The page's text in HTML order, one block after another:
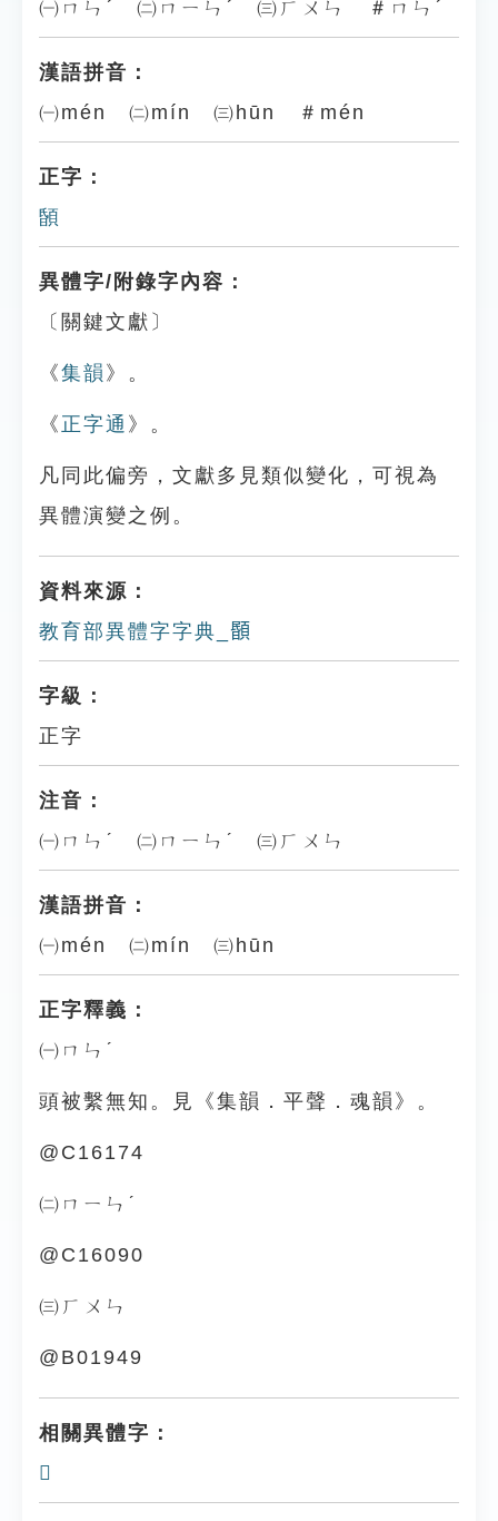
㈠ㄇㄣˊ ㈡ㄇㄧㄣˊ ㈢ㄏㄨㄣ ＃ㄇㄣˊ
漢語拼音：
㈠mén ㈡mín ㈢hūn ＃mén
正字：
䫒
異體字/附錄字內容：
〔關鍵文獻〕
《集韻 》。
《 正字通 》。
凡同此偏旁，文獻多見類似變化，可視為
異體演變之例。
資料來源：
教育部異體字字典_𩔉
字級：
正字
注音：
㈠ㄇㄣˊ ㈡ㄇㄧㄣˊ ㈢ㄏㄨㄣ
漢語拼音：
㈠mén ㈡mín ㈢hūn
正字釋義：
㈠ㄇㄣˊ
頭被繫無知。見《集韻．平聲．魂韻》。
@C16174
㈡ㄇㄧㄣˊ
@C16090
㈢ㄏㄨㄣ
@B01949
相關異體字：
𩑥